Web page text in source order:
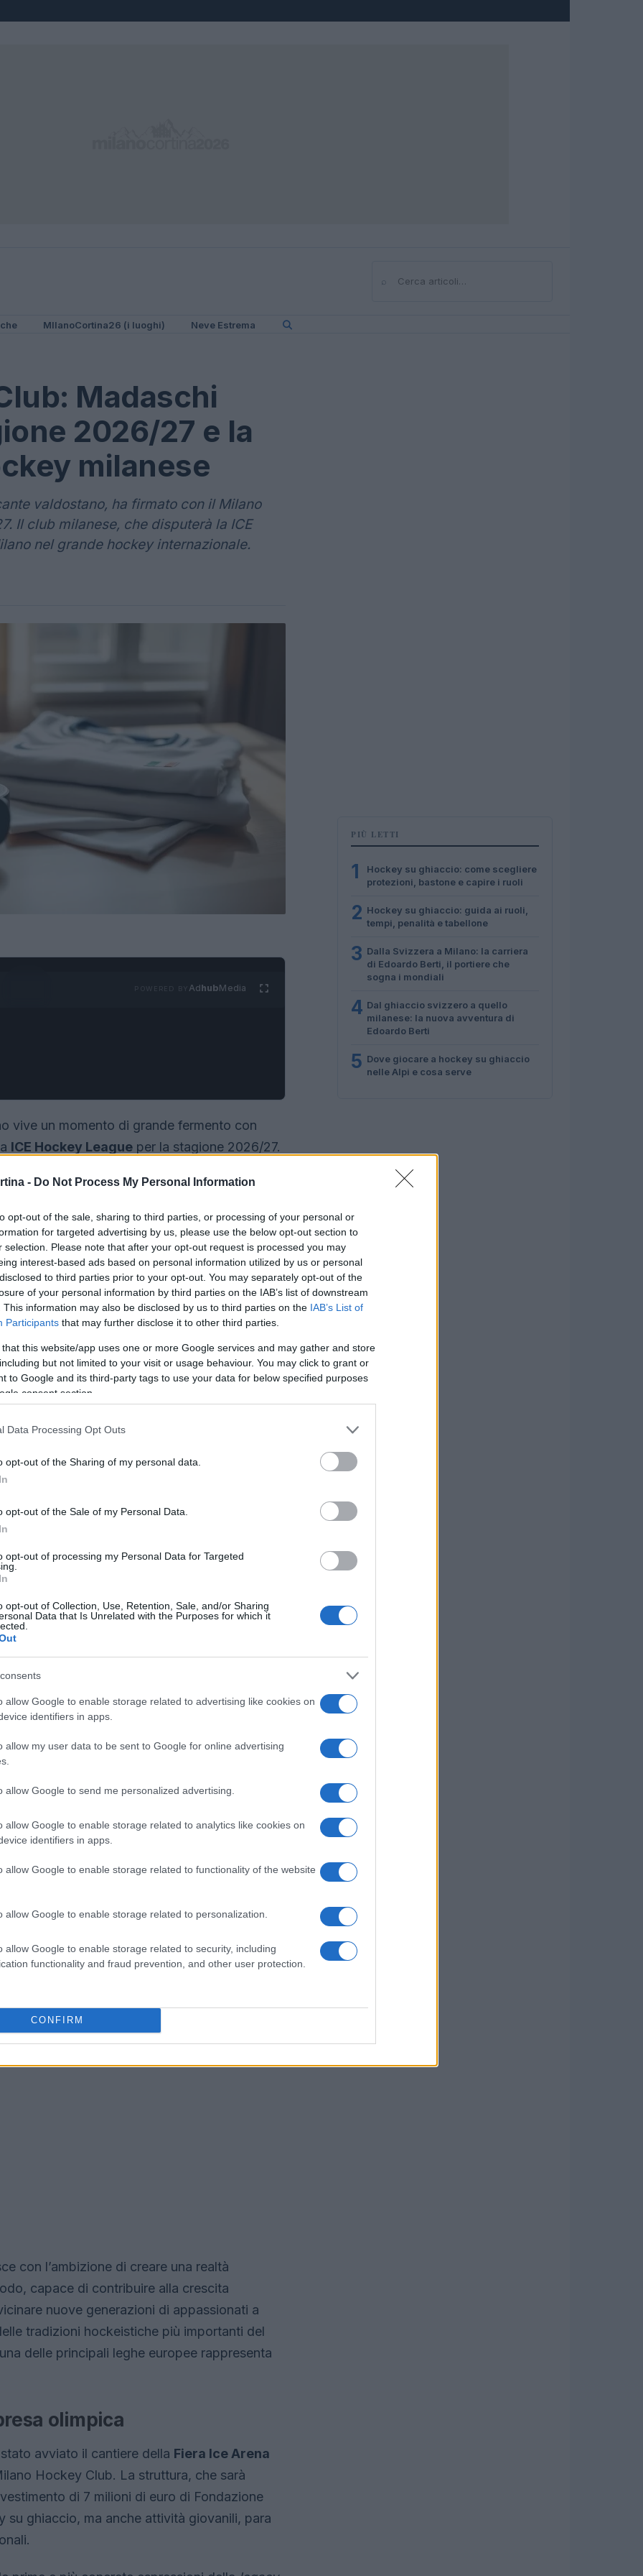
- Do Not Process My Personal Information
opt-out of the sale, sharing to third parties, or processing of your personal or
for targeted advertising by us, please use the below opt-out section to
selection. Please note that after your opt-out request is processed you may
interest-based ads based on personal information utilized by us or personal
to third parties prior to your opt-out. You may separately opt-out of the
of your personal information by third parties on the IAB’s list of downstream
This information may also be disclosed by us to third parties on the IAB’s List of
Participants that may further disclose it to other third parties.
that this website/app uses one or more Google services and may gather and store
but not limited to your visit or usage behaviour. You may click to grant or
to Google and its third-party tags to use your data for below specified purposes
consent section.
Data Processing Opt Outs
opt-out of the Sharing of my personal data.
opt-out of the Sale of my Personal Data.
opt-out of processing my Personal Data for Targeted
opt-out of Collection, Use, Retention, Sale, and/or Sharing
Data that Is Unrelated with the Purposes for which it
allow Google to enable storage related to advertising like cookies on
identifiers in apps.
allow my user data to be sent to Google for online advertising
allow Google to send me personalized advertising.
allow Google to enable storage related to analytics like cookies on
identifiers in apps.
allow Google to enable storage related to functionality of the website
allow Google to enable storage related to personalization.
allow Google to enable storage related to security, including
functionality and fraud prevention, and other user protection.
CONFIRM
⌕Cerca
MIlanoCortina26 (i luoghi) Neve Estrema
Madaschi
2026/27 e la
milanese
valdostano, ha firmato con il Milano
Il club milanese, che disputerà la ICE
nel grande hockey internazionale.
AdhubMedia
vive un momento di grande fermento con
ICE Hockey League per la stagione 2026/27.
Milano nel grande hockey europeo, e che
valdostanoTommaso Madaschi.
ad Aosta, ha mosso i primi passi
di trasferirsi in Svizzera. La sua esperienza
ha collezionato 19 punti in 47 presenze.
Madaschi affronta una nuova sfida in un
e la National League svizzera. Il livello
di crescita”, ha dichiarato Madaschi.
e in procinto di concludere il suo stage
per concentrarsi completamente
hockey europeo
ammesso alla
di 14 squadre provenienti da
il Milano Hockey Club porterà a tre le
si tratta di una rinascita sportiva dopo
ai margini dell’hockey di vertice
con l’ambizione di creare una realtà
capace di contribuire alla crescita
nuove generazioni di appassionati a
tradizioni hockeistiche più importanti del
delle principali leghe europee rappresenta
olimpica
avviato il cantiere della Fiera Ice Arena
Hockey Club. La struttura, che sarà
di 7 milioni di euro di Fondazione
su ghiaccio, ma anche attività giovanili, para
PIÙ LETTI
1
Hockey su ghiaccio: come scegliere
protezioni, bastone e capire i ruoli
2 Hockey su ghiaccio: guida ai ruoli,
tempi, penalità e tabellone
3 Dalla Svizzera a Milano: la carriera
di Edoardo Berti, il portiere che
sogna i mondiali
4 Dal ghiaccio svizzero a quello
milanese: la nuova avventura di
Edoardo Berti
5 Dove giocare a hockey su ghiaccio
nelle Alpi e cosa serve